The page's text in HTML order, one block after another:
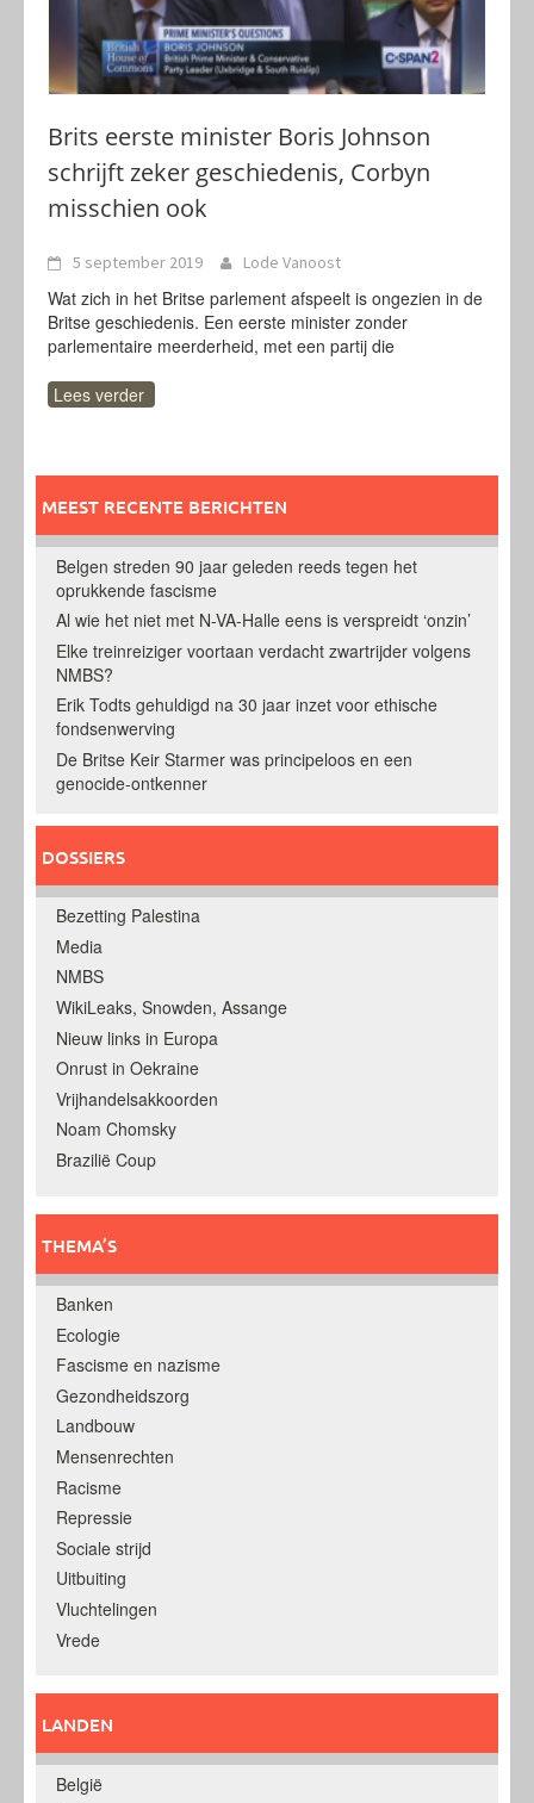
Brits eerste minister Boris Johnson
schrijft zeker geschiedenis, Corbyn
misschien ook
5 september 2019 Lode Vanoost
Wat zich in het Britse parlement afspeelt is ongezien in de
Britse geschiedenis. Een eerste minister zonder
parlementaire meerderheid, met een partij die
Lees verder
MEEST RECENTE BERICHTEN
Belgen streden 90 jaar geleden reeds tegen het
oprukkende fascisme
Al wie het niet met N-VA-Halle eens is verspreidt ‘onzin’
Elke treinreiziger voortaan verdacht zwartrijder volgens
NMBS?
Erik Todts gehuldigd na 30 jaar inzet voor ethische
fondsenwerving
De Britse Keir Starmer was principeloos en een
genocide-ontkenner
DOSSIERS
Bezetting Palestina
Media
NMBS
WikiLeaks, Snowden, Assange
Nieuw links in Europa
Onrust in Oekraine
Vrijhandelsakkoorden
Noam Chomsky
Brazilië Coup
THEMA’S
Banken
Ecologie
Fascisme en nazisme
Gezondheidszorg
Landbouw
Mensenrechten
Racisme
Repressie
Sociale strijd
Uitbuiting
Vluchtelingen
Vrede
LANDEN
België